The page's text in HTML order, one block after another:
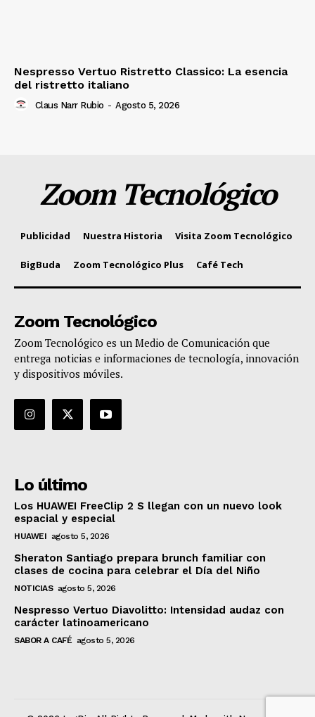
Nespresso Vertuo Ristretto Classico: La esencia
del ristretto italiano
Claus Narr Rubio - Agosto 5, 2026
Zoom Tecnológico
Publicidad Nuestra Historia Visita Zoom Tecnológico
BigBuda Zoom Tecnológico Plus Café Tech
Zoom Tecnológico
Zoom Tecnológico es un Medio de Comunicación que
entrega noticias e informaciones de tecnología, innovación
y dispositivos móviles.
Lo último
Los HUAWEI FreeClip 2 S llegan con un nuevo look
espacial y especial
HUAWEI agosto 5, 2026
Sheraton Santiago prepara brunch familiar con
clases de cocina para celebrar el Día del Niño
NOTICIAS agosto 5, 2026
Nespresso Vertuo Diavolitto: Intensidad audaz con
carácter latinoamericano
SABOR A CAFÉ agosto 5, 2026